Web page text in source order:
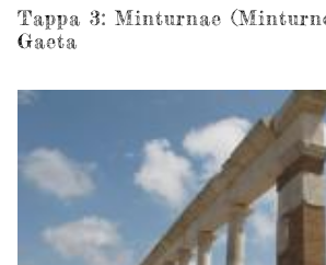
-
Tappa 3: Minturnae
Gaeta